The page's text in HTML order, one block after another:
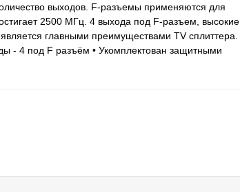
выходов. F-разъемы применяются для
2500 МГц. 4 выхода под F-разъем, высокие
главными преимуществами TV сплиттера.
- 4 под F разъём • Укомплектован защитными